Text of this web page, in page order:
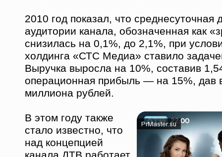
2010 год показал, что среднесуточная
аудитории канала, обозначенная как
снизилась на 0,1%, до 2,1%, при
холдинга «СТС Медиа» ставило
Выручка выросла на 10%, составив
операционная прибыль — на 15%, дав
миллиона рублей.
В этом году также
стало известно, что
над концепцией